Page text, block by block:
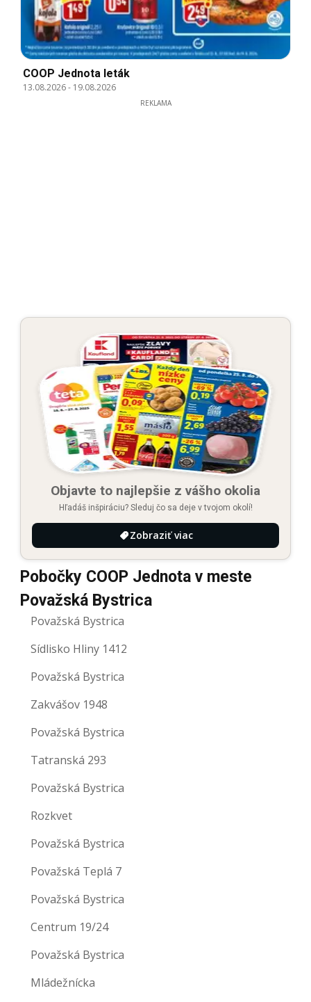
COOP Jednota leták
13.08.2026- 19.08.2026
REKLAMA
Objavte to najlepšie z vášho okolia
Hľadáš inšpiráciu? Sleduj čo sa deje v tvojom okolí!
Zobraziť viac
Pobočky COOP Jednota v meste
Považská Bystrica
Považská Bystrica
Sídlisko Hliny 1412
Považská Bystrica
Zakvášov 1948
Považská Bystrica
Tatranská 293
Považská Bystrica
Rozkvet
Považská Bystrica
Považská Teplá 7
Považská Bystrica
Centrum 19/24
Považská Bystrica
Mládežnícka